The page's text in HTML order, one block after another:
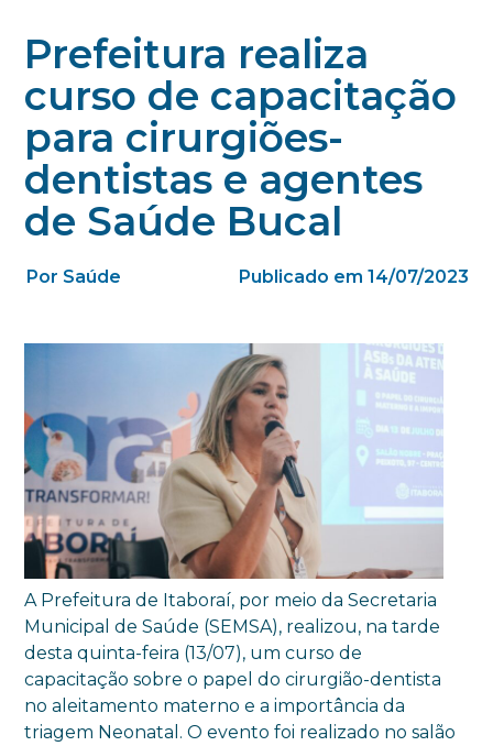
Prefeitura realiza
curso de capacitação
para cirurgiões-
dentistas e agentes
de Saúde Bucal
Por Saúde Publicado em 14/07/2023
A Prefeitura de Itaboraí, por meio da Secretaria
Municipal de Saúde (SEMSA), realizou, na tarde
desta quinta-feira (13/07), um curso de
capacitação sobre o papel do cirurgião-dentista
no aleitamento materno e a importância da
triagem Neonatal. O evento foi realizado no salão